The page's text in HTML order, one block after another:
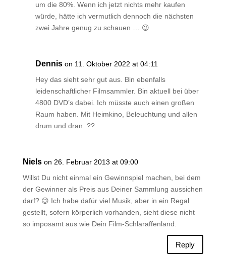
um die 80%. Wenn ich jetzt nichts mehr kaufen
würde, hätte ich vermutlich dennoch die nächsten
zwei Jahre genug zu schauen … 😉
Dennis on 11. Oktober 2022 at 04:11
Hey das sieht sehr gut aus. Bin ebenfalls
leidenschaftlicher Filmsammler. Bin aktuell bei über
4800 DVD’s dabei. Ich müsste auch einen großen
Raum haben. Mit Heimkino, Beleuchtung und allen
drum und dran. ??
Niels on 26. Februar 2013 at 09:00
Willst Du nicht einmal ein Gewinnspiel machen, bei dem
der Gewinner als Preis aus Deiner Sammlung aussichen
darf? 😉 Ich habe dafür viel Musik, aber in ein Regal
gestellt, sofern körperlich vorhanden, sieht diese nicht
so imposamt aus wie Dein Film-Schlaraffenland.
Reply